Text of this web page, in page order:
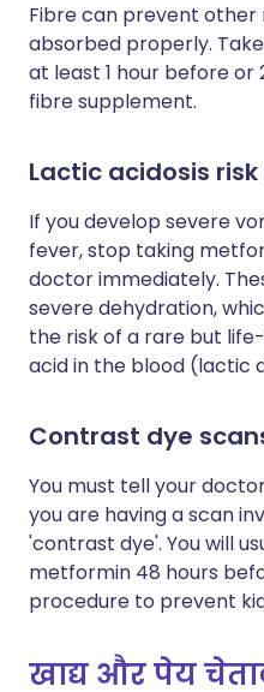
Fibre can prevent
absorbed properly.
at least 1 hour before
fibre supplement.
Lactic acidosis
If you develop severe
fever, stop taking
doctor immediately.
severe dehydration,
the risk of a rare but
acid in the blood (lactic
Contrast dye
You must tell your
you are having a scan
'contrast dye'. You will
metformin 48 hours
procedure to prevent
खाद्य और पेय